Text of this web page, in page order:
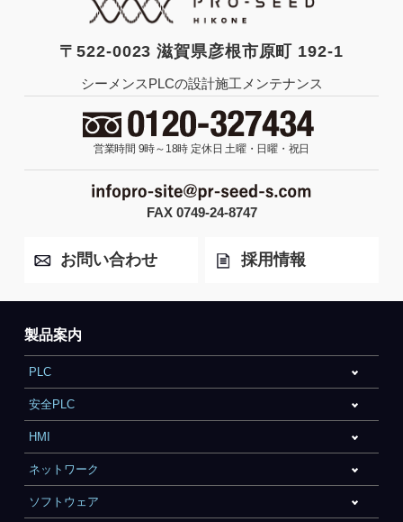
〒522-0023 滋賀県彦根市原町 192-1
シーメンスPLCの設計施工メンテナンス
営業時間 9時～18時 定休日 土曜・日曜・祝日
FAX 0749-24-8747
お問い合わせ 採用情報
製品案内
PLC
安全PLC
HMI
ネットワーク
ソフトウェア